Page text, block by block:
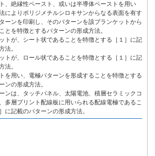
、絶縁性ペースト、或いは半導体ペーストを用い
によりポリジメチルシロキサンからなる表面を有す
ーンを印刷し、そのパターンを該ブランケットから
とを特徴とするパターンの形成方法。
トが、シート状であることを特徴とする［１］に記
法。
トが、ロール状であることを特徴とする［１］に記
法。
を用い、電極パターンを形成することを特徴とする
ンの形成方法。
ンは、タッチパネル、太陽電池、積層セラミックコ
多層プリント配線板に用いられる配線電極であるこ
に記載のパターンの形成方法。